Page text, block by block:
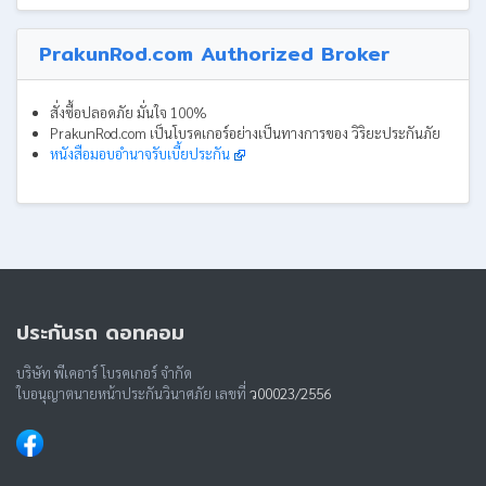
PrakunRod.com Authorized Broker
สั่งซื้อปลอดภัย มั่นใจ 100%
PrakunRod.com เป็นโบรคเกอร์อย่างเป็นทางการของ วิริยะประกันภัย
หนังสือมอบอำนาจรับเบี้ยประกัน
ประกันรถ ดอทคอม
บริษัท พีเคอาร์ โบรคเกอร์ จำกัด
ใบอนุญาตนายหน้าประกันวินาศภัย เลขที่ ว00023/2556